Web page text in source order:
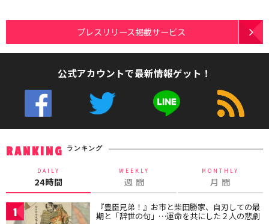
プレスリリース掲載サービス
公式アカウントで最新情報ゲット！
RANKING ランキング
DAILY
24時間
WEEKLY
週 間
MONTHLY
月 間
1 『豊臣兄弟！』お市と柴田勝家、自刃しての最
期と「辞世の句」…運命を共にした２人の悲劇